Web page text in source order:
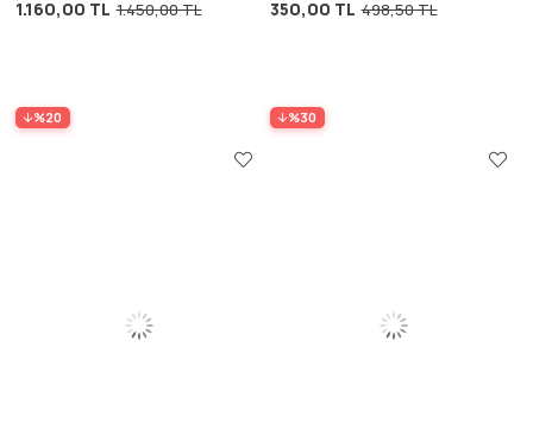
1.160,00 TL 1.450,00 TL
%20
350,00 TL 498,50 TL
%30